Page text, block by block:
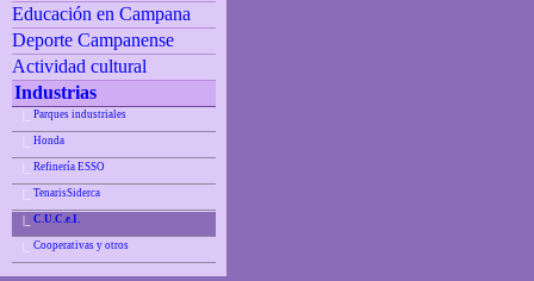
Educación en Campana
Deporte Campanense
Actividad cultural
Industrias
Parques industriales
Honda
Refinería ESSO
TenarisSiderca
C.U.C.e.I.
Cooperativas y otros